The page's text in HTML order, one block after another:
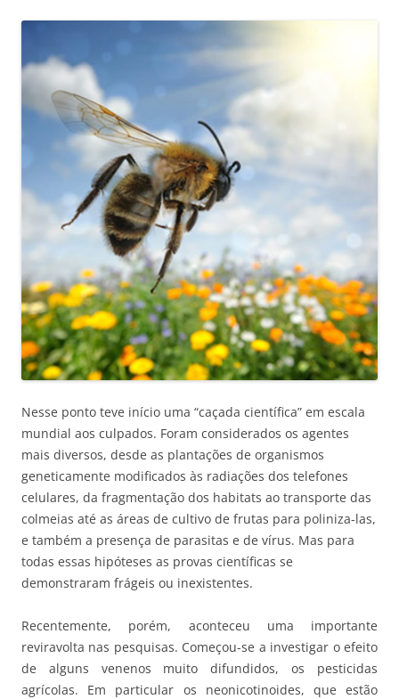
Nesse ponto teve início uma “caçada científica” em escala
mundial aos culpados. Foram considerados os agentes
mais diversos, desde as plantações de organismos
geneticamente modificados às radiações dos telefones
celulares, da fragmentação dos habitats ao transporte das
colmeias até as áreas de cultivo de frutas para poliniza-las,
e também a presença de parasitas e de vírus. Mas para
todas essas hipóteses as provas científicas se
demonstraram frágeis ou inexistentes.
Recentemente, porém, aconteceu uma importante
reviravolta nas pesquisas. Começou-se a investigar o efeito
de alguns venenos muito difundidos, os pesticidas
agrícolas. Em particular os neonicotinoides, que estão